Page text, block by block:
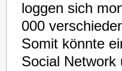
loggen sich
000
Somit könnte
Social Network